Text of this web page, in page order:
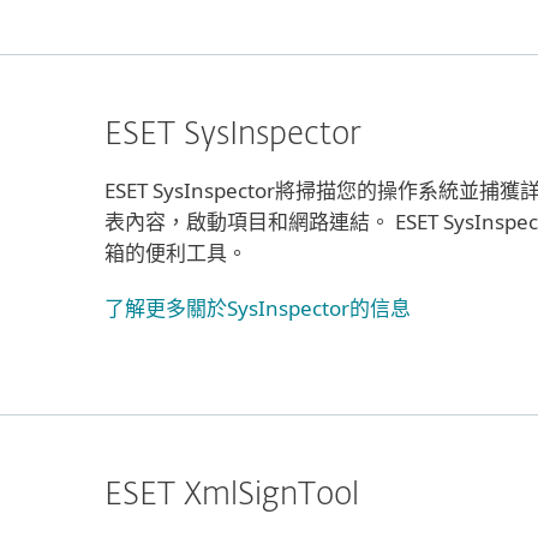
ESET SysInspector
ESET SysInspector將掃描您的操作系統並捕獲
表內容，啟動項目和網路連結。 ESET
箱的便利工具。
了解更多關於SysInspector的信息
ESET XmlSignTool